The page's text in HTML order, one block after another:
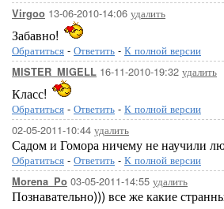
Virgoo 13-06-2010-14:06 удалить
Забавно!
Обратиться - Ответить - К полной версии
MISTER_MIGELL 16-11-2010-19:32 удалить
Класс!
Обратиться - Ответить - К полной версии
02-05-2011-10:44 удалить
Садом и Гомора ничему не научили
Обратиться - Ответить - К полной версии
Morena_Po 03-05-2011-14:55 удалить
Познавательно))) все же какие